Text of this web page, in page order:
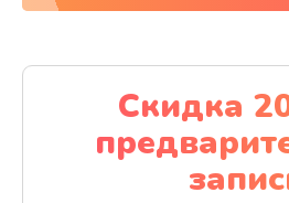
Ремонт
1300 руб.
Скидка